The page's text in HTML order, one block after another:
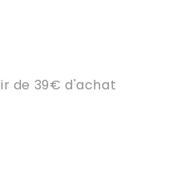
de 39€ d'achat